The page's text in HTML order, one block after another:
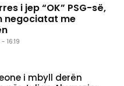
i jep “OK” PSG-së,
negociatat me
16:19
i mbyll derën